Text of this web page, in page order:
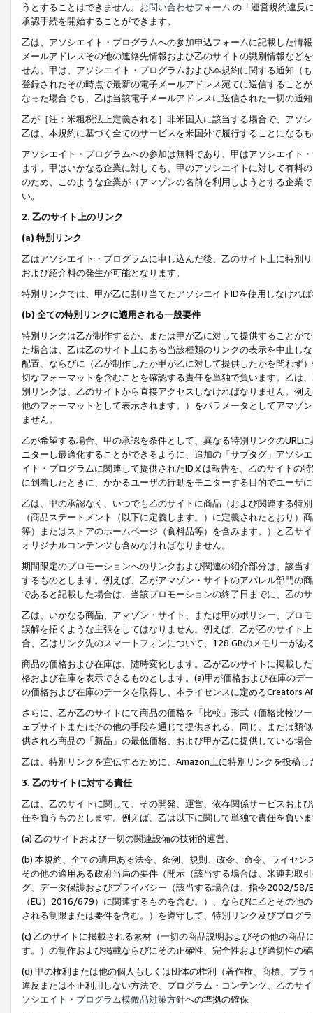
うとすることはできません。 お問い合わせフォーム の「運営規約違反
承認手続を開始することができます。
乙は、アソシエイト・プログラムへの参加申込フォームに記載した情
メールアドレスその他の連絡先情報および乙のサイトの識別情報など
せん。甲は、アソシエイト・プログラムおよび本規約に関する通知（
登録されたその時点で最新の電子メールアドレス宛てに送信すること
なった場合でも、乙は当該電子メールアドレスに送信された一切の通
乙が［注：米租税法上定義される］非米国人に該当する場合で、アソ
乙は、本規約に基づく全てのサービスを米国外で履行することになる
アソシエイト・プログラムへの参加は無料であり、甲はアソシエイト
ます。甲はいかなる企業に対しても、甲のアソシエイトに対して有料
のため、このような企業が（アマゾンの名前を利用しようとする企業
い。
2. 乙のサイト上のリンク
(a) 特別リンク
乙はアソシエイト・プログラムに申し込んだ後、乙のサイト上に特別
および紹介料の発生が可能となります。
特別リンクでは、甲が乙に割り当てたアソシエイトIDを使用しなけれ
(b) 全ての特別リンクに適用される一般要件
特別リンクは乙が制作するか、または甲が乙に対して提供することが
た場合は、乙は乙のサイト上にある当該種類のリンクの表示を中止し
配置、ならびに（乙が制作したか甲が乙に対して提供したかを問わず
切なフォーマットを含むことを確認する責任を単独で負います。乙は
別リンクは、乙のサイトから直接アクセスしなければなりません。例
他のフォーマットとして表示されます。）をパラメータとしてアマゾ
ません。
乙が希望する場合、甲の承認を条件として、異なる特別リンクのURL
ニターし最適化することができるように、追加の「サブタグ」アソシ
イト・プログラムに関連して提供されたID又は報告を、乙のサイトの
に到着したときに、かかるユーザの行動をモニターする目的でユーザ
乙は、甲の承認なく、いつでも乙のサイトに商品（および関連する特
（商品ステートメント（以下に定義します。）に定義されたとおり
等）またはストアのホームページ（食料品等）を含みます。）と乙サ
オリジナルコンテンツも含めなければなりません。
期間限定のプロモーションへのリンクおよび関連の紹介部分は、該当
するものとします。例えば、乙がアマゾン・サイトのアパレル部門の
であると記載した場合は、当該プロモーションの終了日までに、乙の
乙は、いかなる商品、アマゾン・サイト、または甲のポリシー、プロ
誤解を招くような主張をしてはなりません。例えば、乙が乙のサイト
合、乙はリンク先のスマートフォンについて、128 GBのメモリーがあ
商品の価格および在庫は、随時変化します。乙が乙のサイトに掲載し
格および在庫を表示できるものとします。(a)甲が価格および在庫の
の価格および在庫のデータを取得し、 本ライセンスに定めるCreators
さらに、乙が乙のサイトにて商品の価格を「比較」形式（価格比較ツ
ェブサイトまたはその他の手段を通じて提供される、同じ、または類
供される商品の「新品」の最低価格、および甲が乙に提供している場
乙は、特別リンクを宣伝するために、Amazon上に特別リンクを投稿
3. 乙のサイトに対する責任
乙は、乙のサイトに関して、その開発、運営、依存関係サービスおよ
任を負うものとします。例えば、乙は以下に関して単独で責任を負い
(a) 乙のサイトおよび一切の関連設備の技術的運営、
(b) 本規約、全ての適用ある法令、条例、規則、政令、命令、ライセ
その他の適用ある政府当局の要件（開示（該当する場合は、米連邦取
グ、データ保護およびプライバシー（該当する場合は、指令2002/58/
（EU）2016/679）に関連するものを含む。）、ならびに乙とその他
される制限または要件を含む。）を遵守して、特別リンク及びプログ
(c) 乙のサイトに掲載される素材（一切の商品説明およびその他の商
す。）の制作および掲載ならびにその正確性、完全性および適切性の
(d) 甲の権利または他の個人もしくは団体の権利（著作権、商標、プ
違反または不正利用しない方法で、プログラム・コンテンツ、乙のサ
ソシエイト・プログラム模倣品対策方針への準拠の確保